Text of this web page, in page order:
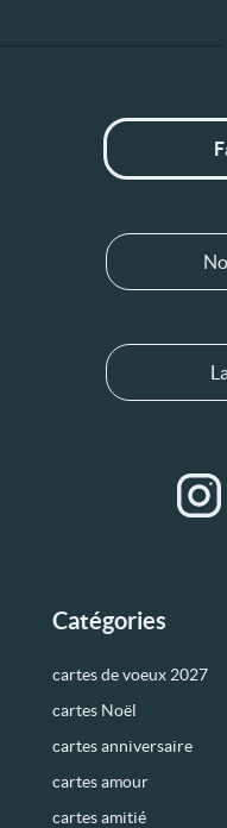
Catégories
cartes de voeux 2027
cartes Noël
cartes anniversaire
cartes amour
cartes amitié